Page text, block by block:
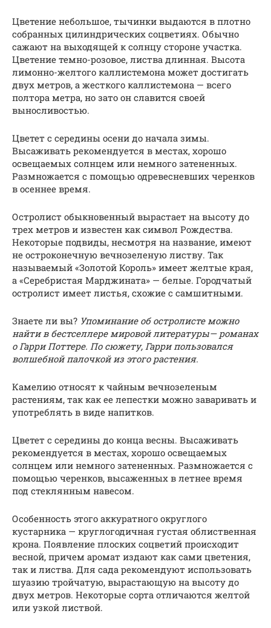
Цветение небольшое, тычинки выдаются в плотно
собранных цилиндрических соцветиях. Обычно
сажают на выходящей к солнцу стороне участка.
Цветение темно-розовое, листва длинная. Высота
лимонно-желтого каллистемона может достигать
двух метров, а жесткого каллистемона — всего
полтора метра, но зато он славится своей
выносливостью.
Цветет с середины осени до начала зимы.
Высаживать рекомендуется в местах, хорошо
освещаемых солнцем или немного затененных.
Размножается с помощью одревесневших черенков
в осеннее время.
Остролист обыкновенный вырастает на высоту до
трех метров и известен как символ Рождества.
Некоторые подвиды, несмотря на название, имеют
не остроконечную вечнозеленую листву. Так
называемый «Золотой Король» имеет желтые края,
а «Серебристая Марджината» — белые. Городчатый
остролист имеет листья, схожие с самшитными.
Знаете ли вы? Упоминание об остролисте можно
найти в бестселлере мировой литературы— романах
о Гарри Поттере. По сюжету, Гарри пользовался
волшебной палочкой из этого растения.
Камелию относят к чайным вечнозеленым
растениям, так как ее лепестки можно заваривать и
употреблять в виде напитков.
Цветет с середины до конца весны. Высаживать
рекомендуется в местах, хорошо освещаемых
солнцем или немного затененных. Размножается с
помощью черенков, высаженных в летнее время
под стеклянным навесом.
Особенность этого аккуратного округлого
кустарника — круглогодичная густая облиственная
крона. Появление плоских соцветий происходит
весной, причем аромат издают как сами цветения,
так и листва. Для сада рекомендуют использовать
шуазию тройчатую, вырастающую на высоту до
двух метров. Некоторые сорта отличаются желтой
или узкой листвой.